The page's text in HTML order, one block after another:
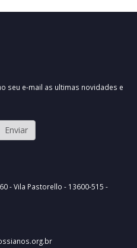
seu e-mail as ultimas novidades e
Enviar
- Vila Pastorello - 13600-515 -